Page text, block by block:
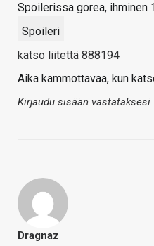
Spoilerissa gorea, ihminen
Spoileri
katso liitettä 888194
Aika kammottavaa, kun
Kirjaudu sisään vastataksesi
Dragnaz